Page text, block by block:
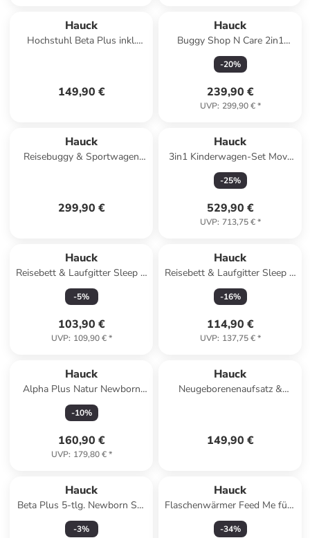
Hauck
Hochstuhl Beta Plus inkl.
149,90 €
Hauck
Buggy Shop N Care 2in1
Travel Set in gruen
-20%
239,90 €
UVP: 299,90 €*
Hauck
Reisebuggy & Sportwagen
299,90 €
Hauck
3in1 Kinderwagen-Set Move
N Care Trio in black
-25%
529,90 €
UVP: 713,75 €*
Hauck
Reisebett & Laufgitter Sleep N
Play SQ in blau
-5%
103,90 €
UVP: 109,90 €*
Hauck
Reisebett & Laufgitter Sleep N
Play SQ in blau
-16%
114,90 €
UVP: 137,75 €*
Hauck
Alpha Plus Natur Newborn
Set - 3-tlg. in beige
-10%
160,90 €
UVP: 179,80 €*
Hauck
Neugeborenenaufsatz &
149,90 €
Hauck
Beta Plus 5-tlg. Newborn Set
- Hochstuhl in gray
-3%
Hauck
Flaschenwärmer Feed Me fürs
Auto in schwarz
-34%